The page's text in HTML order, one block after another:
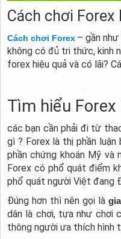
Cách chơi Forex
Cách chơi Forex – gần
không có đủ tri thức, kinh
forex hiệu quả và có lãi?
Tìm hiểu Forex
các bạn cần phải đi từ
gì ? Forex là thị phần
phần chứng khoán Mỹ
Forex có phổ quát điểm
phổ quát người Việt đang
Đúng hơn thì nên gọi là
dân là chơi, tựa như chơi
thông người ưa thích hình